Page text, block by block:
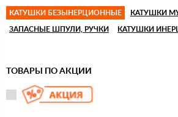
КАТУШКИ БЕЗЫНЕРЦИОННЫЕ КАТУШКИ
ЗАПАСНЫЕ ШПУЛИ, РУЧКИ КАТУШКИ
ТОВАРЫ ПО АКЦИИ